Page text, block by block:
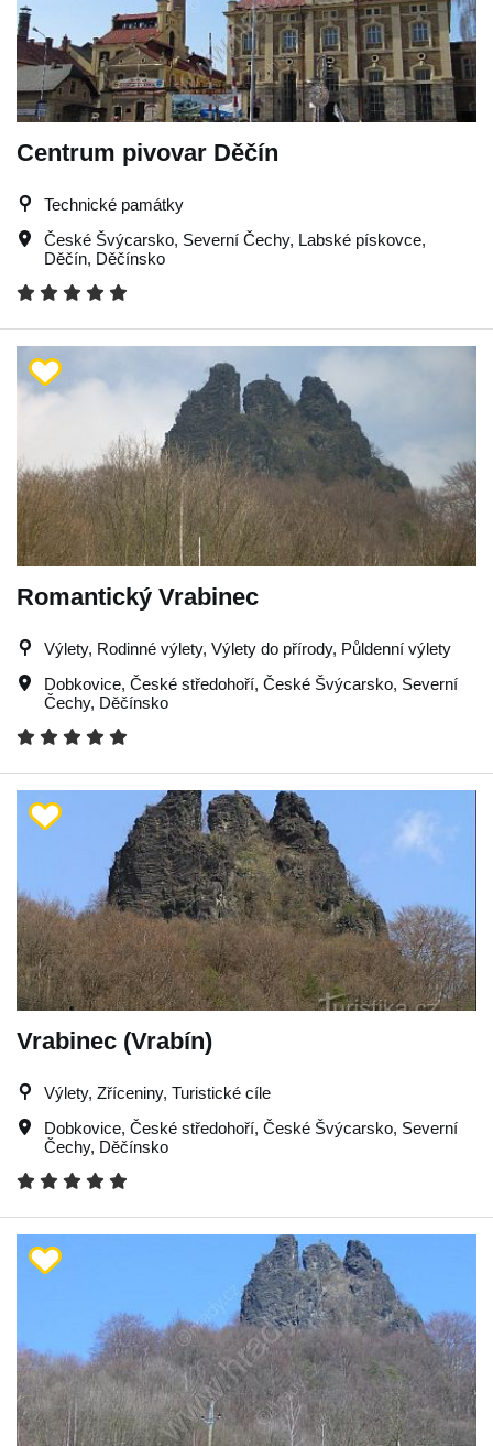
Centrum pivovar Děčín
Technické památky
České Švýcarsko, Severní Čechy, Labské pískovce,
Děčín, Děčínsko
Romantický Vrabinec
Výlety, Rodinné výlety, Výlety do přírody, Půldenní výlety
Dobkovice, České středohoří, České Švýcarsko, Severní
Čechy, Děčínsko
Vrabinec (Vrabín)
Výlety, Zříceniny, Turistické cíle
Dobkovice, České středohoří, České Švýcarsko, Severní
Čechy, Děčínsko